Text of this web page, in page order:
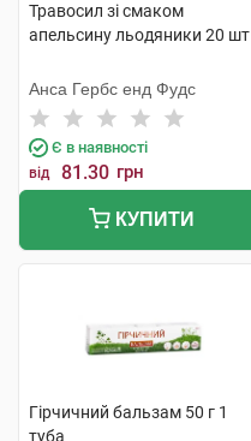
Травосил зі смаком
апельсину льодяники 20 шт
Анса Гербc енд Фудс
Є в наявності
від 81.30 грн
КУПИТИ
Гірчичний бальзам 50 г 1
туба